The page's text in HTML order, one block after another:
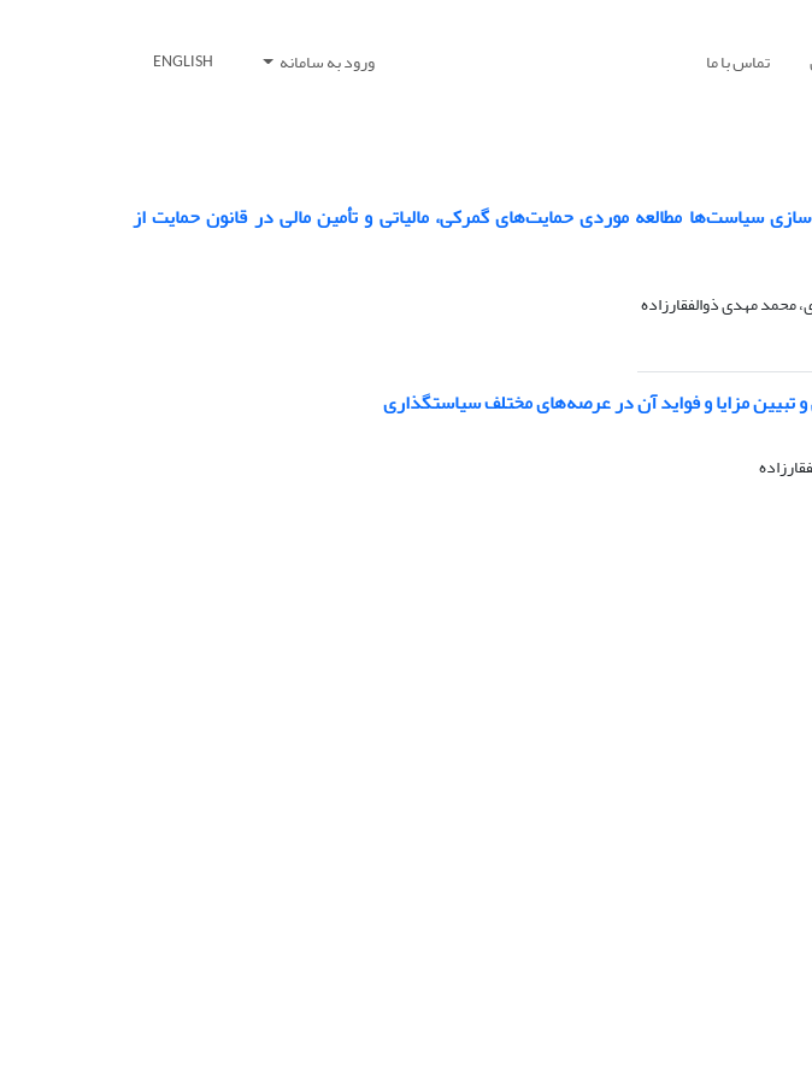
تماس با ما ورود به سامانه ENGLISH
سیاست‌ها مطالعه موردی حمایت‌های گمرکی، مالیاتی و تأمین مالی در قانون حمایت از
مهدی ذوالفقارزاده
تبیین مزایا و فواید آن در عرصه‌های مختلف سیاستگذاری